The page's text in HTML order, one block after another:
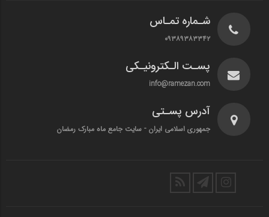
شـماره تمـاس
۰۹۳۸۹۳۸۳۳۴۲
پسـت الـکترونیـکی
info@ramezan.com
آدرس پسـتی
جمهوری اسلامی ایران - سایت جامع ماه مبارک رمضان